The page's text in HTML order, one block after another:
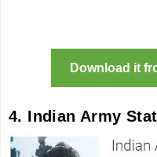
Download it
4. Indian Army